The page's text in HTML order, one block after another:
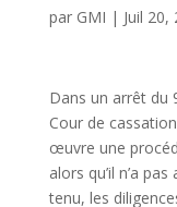
par GMI | Juil 20,
Dans un arrêt du
Cour de
œuvre une
alors qu’il n’a
tenu, les